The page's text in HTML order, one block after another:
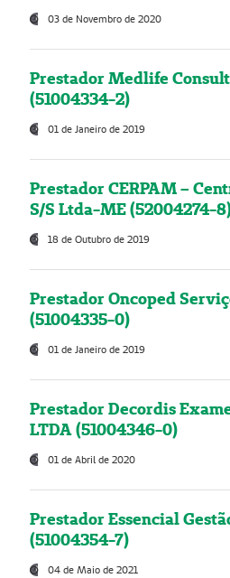
03 de Novembro de 2020
Prestador Medlife
(51004334-2)
01 de Janeiro de 2019
Prestador CERPAM –
S/S Ltda-ME (52004274-
18 de Outubro de 2019
Prestador Oncoped
(51004335-0)
01 de Janeiro de 2019
Prestador Decordis
LTDA (51004346-0)
01 de Abril de 2020
Prestador Essencial
(51004354-7)
04 de Maio de 2021